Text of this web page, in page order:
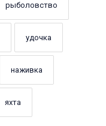
рыболовство
удочка
наживка
яхта